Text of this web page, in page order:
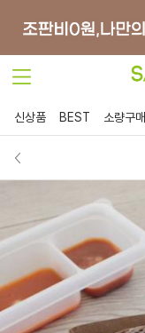
신상품 BEST 소량구매